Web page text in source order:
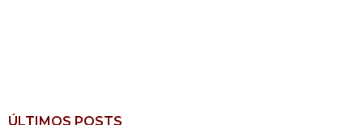
ÚLTIMOS POSTS